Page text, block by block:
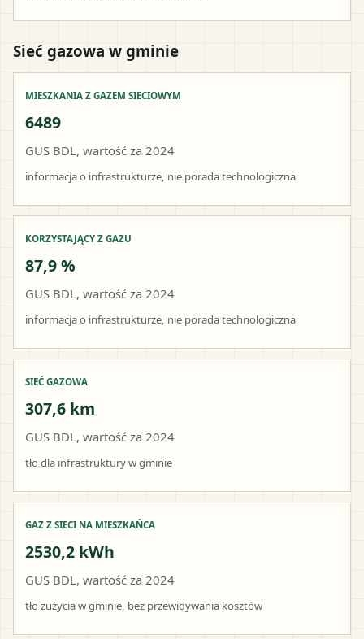
Sieć gazowa w gminie
MIESZKANIA Z GAZEM SIECIOWYM
6489
GUS BDL, wartość za 2024
informacja o infrastrukturze, nie porada technologiczna
KORZYSTAJĄCY Z GAZU
87,9 %
GUS BDL, wartość za 2024
informacja o infrastrukturze, nie porada technologiczna
SIEĆ GAZOWA
307,6 km
GUS BDL, wartość za 2024
tło dla infrastruktury w gminie
GAZ Z SIECI NA MIESZKAŃCA
2530,2 kWh
GUS BDL, wartość za 2024
tło zużycia w gminie, bez przewidywania kosztów